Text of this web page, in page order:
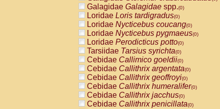
AtelidaeAtelesspp.(0)
Atelidae Lagothrix lagothricha
AtelidaeLagothrix lagothricha cana
PitheciidaeCacajao calvus
PitheciidaeCallicebus cupreus
PitheciidaeCallicebus donacophilus
PitheciidaeCallicebus moloch
PitheciidaeCallicebus torquatus
PitheciidaeCallicebusspp.(0)
PitheciidaeChiropotes satanas(0)
PitheciidaePithecia monachus
PitheciidaePithecia pithecia(0)
Galagidae Galagidae spp.(0)
Loridae Loris tardigradus(0)
Loridae Nycticebus coucang(0)
Loridae Nycticebus pygmaeus(0)
Loridae Perodicticus potto(0)
Tarsiidae Tarsius syrichta(0)
Cebidae Callimico goeldii(0)
Cebidae Callithrix argentata(0)
Cebidae Callithrix geoffroyi(0)
Cebidae Callithrix humeralifer(0)
Cebidae Callithrix jacchus(0)
Cebidae Callithrix penicillata(0)